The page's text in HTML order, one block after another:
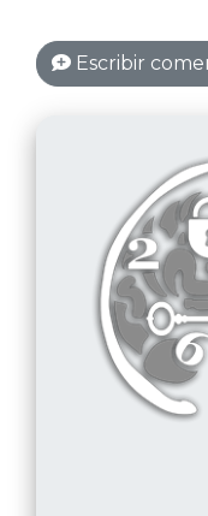
Escribir